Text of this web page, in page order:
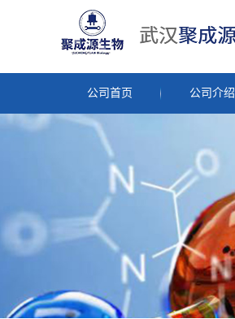
公司首页 公司介绍